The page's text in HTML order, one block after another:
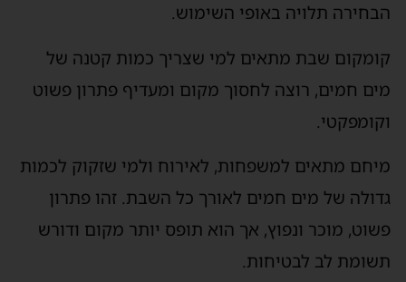
הבחירה תלויה באופי השימוש.
קומקום שבת מתאים למי שצריך כמות קטנה של
מים חמים, רוצה לחסוך מקום ומעדיף פתרון פשוט
וקומפקטי.
מיחם מתאים למשפחות, לאירוח ולמי שזקוק לכמות
גדולה של מים חמים לאורך כל השבת. זהו פתרון
פשוט, מוכר ונפוץ, אך הוא תופס יותר מקום ודורש
תשומת לב לבטיחות.